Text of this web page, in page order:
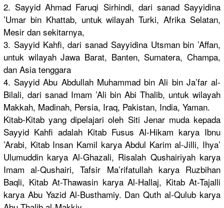
2. Sayyid Ahmad Faruqi Sirhindi, dari sanad Sayyidina
’Umar bin Khattab, untuk wilayah Turki, Afrika Selatan,
Mesir dan sekitarnya,
3. Sayyid Kahfi, dari sanad Sayyidina Utsman bin ’Affan,
untuk wilayah Jawa Barat, Banten, Sumatera, Champa,
dan Asia tenggara
4. Sayyid Abu Abdullah Muhammad bin Ali bin Ja’far al-
Bilali, dari sanad Imam ’Ali bin Abi Thalib, untuk wilayah
Makkah, Madinah, Persia, Iraq, Pakistan, India, Yaman.
Kitab-Kitab yang dipelajari oleh Siti Jenar muda kepada
Sayyid Kahfi adalah Kitab Fusus Al-Hikam karya Ibnu
’Arabi, Kitab Insan Kamil karya Abdul Karim al-Jilli, Ihya’
Ulumuddin karya Al-Ghazali, Risalah Qushairiyah karya
Imam al-Qushairi, Tafsir Ma’rifatullah karya Ruzbihan
Baqli, Kitab At-Thawasin karya Al-Hallaj, Kitab At-Tajalli
karya Abu Yazid Al-Busthamiy. Dan Quth al-Qulub karya